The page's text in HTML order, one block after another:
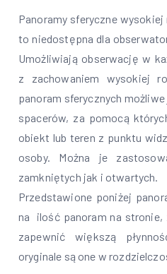
Panoramy sferyczne
to niedostępna dla
Umożliwiają obserwację w
z zachowaniem wysokiej
panoram sferycznych
spacerów, za pomocą
obiekt lub teren z punktu
osoby. Można je
zamkniętych jak i otwartych.
Przedstawione poniżej
na ilość panoram na stronie,
zapewnić większą
oryginale są one w